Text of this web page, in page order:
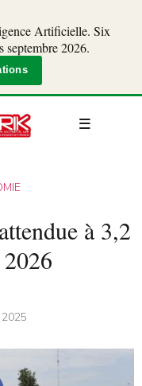
Artificielle. Six
septembre 2026.
à 3,2